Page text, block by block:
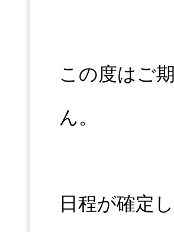
この度はご
ん。
日程が確定